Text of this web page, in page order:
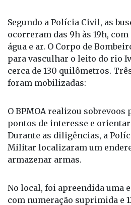
cerca de 130 quilômetros.
foram mobilizadas:
O BPMOA realizou
pontos de interesse e orientar
Durante as diligências, a
armazenar armas.
No local, foi apreendida uma
com numeração suprimida e
Buscariollo possui
registros criminais.